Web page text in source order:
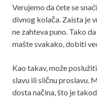
Verujemo da ćete se
divnog kolača. Zaista je
ne zahteva puno. Tako
mašte svakako, dobiti
Kao takav, može
slavu ili sličnu proslavu.
dosta načina, što je